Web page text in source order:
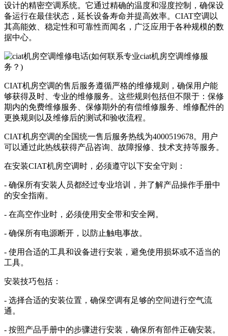
设计的精密空调系统。它通过精确的温度和湿度控制，确保设
备运行在最佳状态，延长设备寿命并提高效率。CIAT空调以
其高能效、稳定性和可靠性而闻名，广泛应用于各种规模的数
据中心。
CIAT机房空调的售后服务遵循严格的维修规则，确保用户能
够获得及时、专业的维修服务。这些规则包括但不限于：保修
期内的免费维修服务、保修期外的有偿维修服务、维修配件的
更换规则以及维修后的测试和验收流程。
CIAT机房空调的全国统一售后服务热线为4000519678。用户
可以通过此热线获得产品咨询、故障报修、技术支持等服务。
在安装CIAT机房空调时，必须遵守以下安全守则：
- 确保所有安装人员都经过专业培训，并了解产品操作手册中
的安全指南。
- 在高空作业时，必须使用安全带和安全网。
- 确保所有电源断开，以防止触电事故。
- 使用合适的工具和设备进行安装，避免使用损坏或不适当的
工具。
安装技巧包括：
- 选择合适的安装位置，确保空调有足够的空间进行空气流
通。
- 按照产品手册中的步骤进行安装，确保所有部件正确安装。